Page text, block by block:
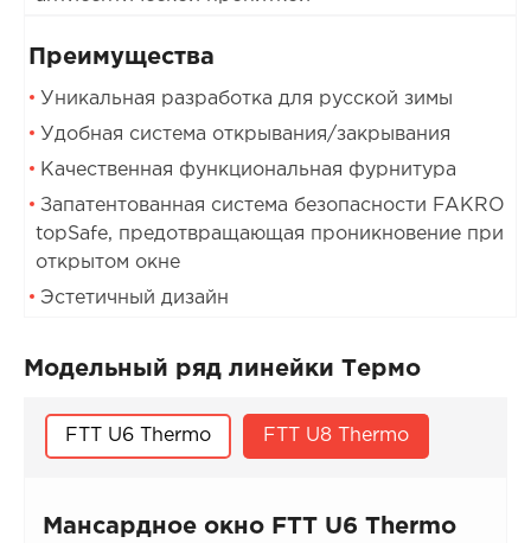
Преимущества
Уникальная разработка для русской зимы
Удобная система открывания/закрывания
Качественная функциональная фурнитура
Запатентованная система безопасности FAKRO
topSafe, предотвращающая проникновение при
открытом окне
Эстетичный дизайн
Модельный ряд линейки Термо
FTT U6 Thermo FTT U8 Thermo
Мансардное окно FTT U6 Thermo